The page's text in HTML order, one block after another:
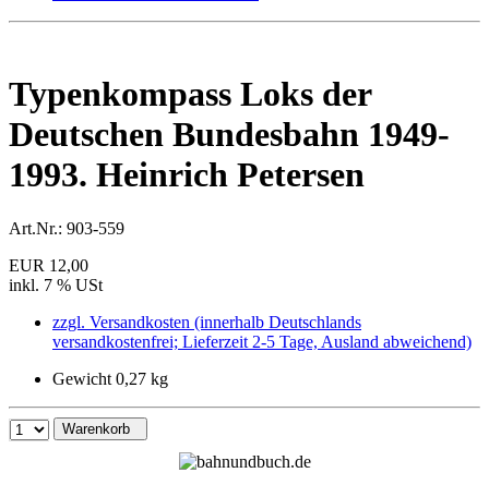
Typenkompass Loks der
Deutschen Bundesbahn 1949-
1993. Heinrich Petersen
Art.Nr.: 903-559
EUR 12,00
inkl. 7 % USt
zzgl. Versandkosten (innerhalb Deutschlands
versandkostenfrei; Lieferzeit 2-5 Tage, Ausland abweichend)
Gewicht 0,27 kg
Warenkorb